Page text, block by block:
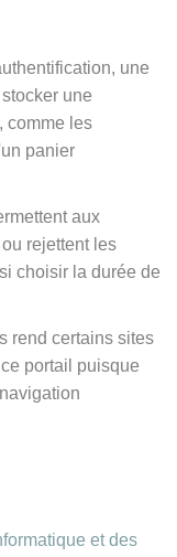
une
une
comme les
panier
aux
rejettent les
choisir la durée de
rend certains sites
portail puisque
et des